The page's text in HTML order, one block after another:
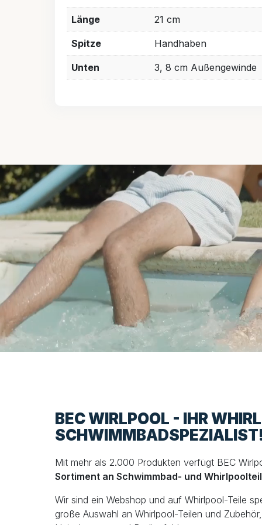
Länge 21 cm
Spitze Handhaben
Unten 3, 8 cm Außengewinde
BEC WIRLPOOL - IHR
Mit mehr als 2.000 Produkten verfügt BEC
Sortiment an Schwimmbad- und
Wir sind ein Webshop und auf Whirlpool-Teile
große Auswahl an Whirlpool-Teilen und